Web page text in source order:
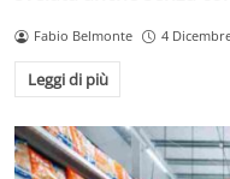
Fabio Belmonte 4
Leggi di più